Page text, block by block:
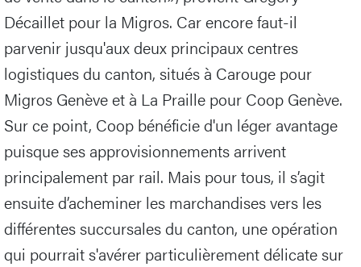
Décaillet pour la Migros. Car encore faut-il
parvenir jusqu'aux deux principaux centres
logistiques du canton, situés à Carouge pour
Migros Genève et à La Praille pour Coop Genève.
Sur ce point, Coop bénéficie d'un léger avantage
puisque ses approvisionnements arrivent
principalement par rail. Mais pour tous, il s’agit
ensuite d’acheminer les marchandises vers les
différentes succursales du canton, une opération
qui pourrait s'avérer particulièrement délicate sur